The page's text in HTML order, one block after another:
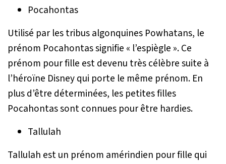
Pocahontas
Utilisé par les tribus algonquines Powhatans, le
prénom Pocahontas signifie « l’espiègle ». Ce
prénom pour fille est devenu très célèbre suite à
l’héroïne Disney qui porte le même prénom. En
plus d’être déterminées, les petites filles
Pocahontas sont connues pour être hardies.
Tallulah
Tallulah est un prénom amérindien pour fille qui